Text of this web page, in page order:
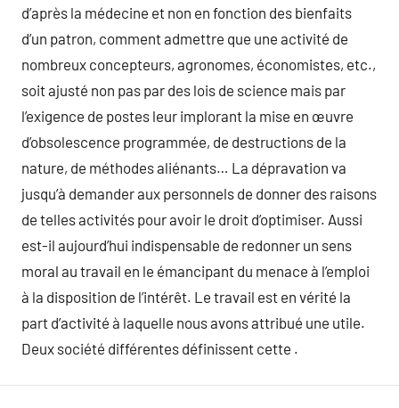
d’après la médecine et non en fonction des bienfaits
d’un patron, comment admettre que une activité de
nombreux concepteurs, agronomes, économistes, etc.,
soit ajusté non pas par des lois de science mais par
l’exigence de postes leur implorant la mise en œuvre
d’obsolescence programmée, de destructions de la
nature, de méthodes aliénants… La dépravation va
jusqu’à demander aux personnels de donner des raisons
de telles activités pour avoir le droit d’optimiser. Aussi
est-il aujourd’hui indispensable de redonner un sens
moral au travail en le émancipant du menace à l’emploi
à la disposition de l’intérêt. Le travail est en vérité la
part d’activité à laquelle nous avons attribué une utile.
Deux société différentes définissent cette .